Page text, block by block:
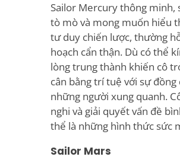
Sailor Mercury thông minh,
tò mò và mong muốn hiểu
tư duy chiến lược, thường
hoạch cẩn thận. Dù có thể
lòng trung thành khiến cô
cân bằng trí tuệ với sự
những người xung quanh.
nghi và giải quyết vấn đề
thể là những hình thức sức
Sailor Mars